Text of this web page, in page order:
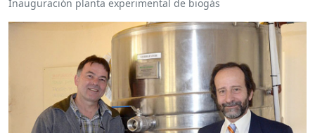
Inauguración planta experimental de biogás